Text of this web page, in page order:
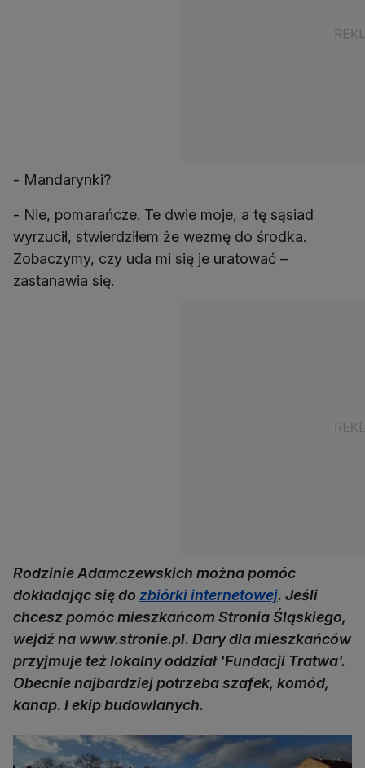
- Mandarynki?
- Nie, pomarańcze. Te dwie moje, a tę sąsiad
wyrzucił, stwierdziłem że wezmę do środka.
Zobaczymy, czy uda mi się je uratować –
zastanawia się.
Rodzinie Adamczewskich można pomóc
dokładając się do zbiórki internetowej. Jeśli
chcesz pomóc mieszkańcom Stronia Śląskiego,
wejdź na www.stronie.pl. Dary dla mieszkańców
przyjmuje też lokalny oddział 'Fundacji Tratwa'.
Obecnie najbardziej potrzeba szafek, komód,
kanap. I ekip budowlanych.